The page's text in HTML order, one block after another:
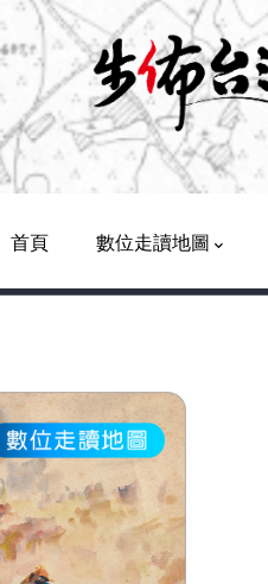
Navigation
首頁 數位走讀地圖